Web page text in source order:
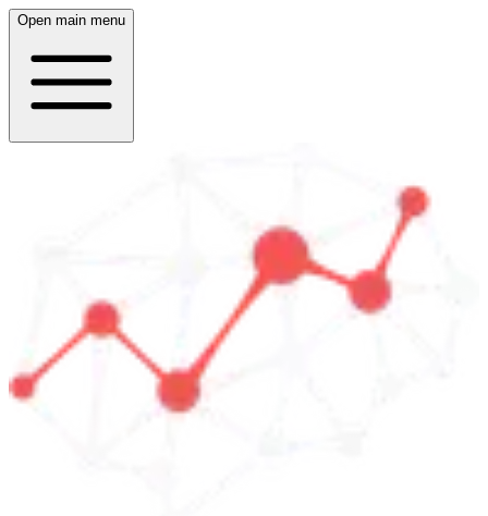
Open main menu